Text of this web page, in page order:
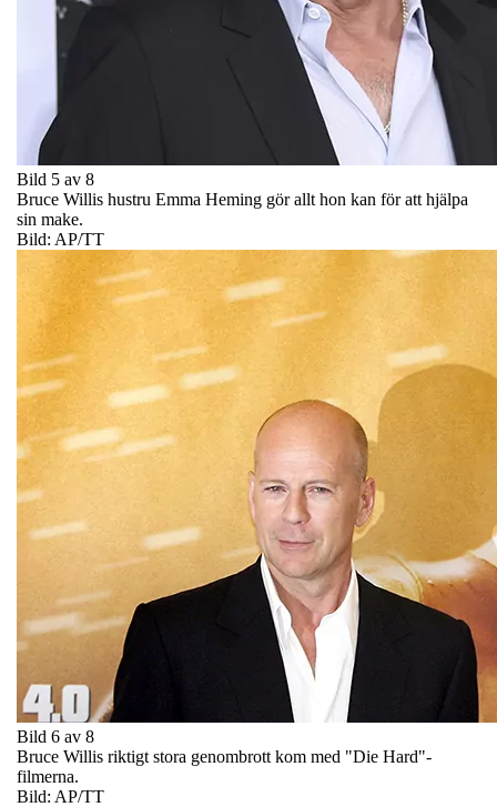
Bild 5 av 8
Bruce Willis hustru Emma Heming gör allt hon kan för att hjälpa
sin make.
Bild: AP/TT
Bild 6 av 8
Bruce Willis riktigt stora genombrott kom med "Die Hard"-
filmerna.
Bild: AP/TT